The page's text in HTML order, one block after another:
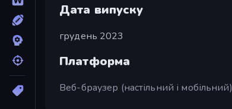
Дата випуску
грудень 2023
Платформа
Веб-браузер (настільний і мобільний)